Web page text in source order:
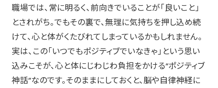
職場では、常に明るく、前向きでいることが「良いこと」
とされがち。でもその裏で、無理に気持ちを押し込め続
けて、心と体がくたびれてしまっているかもしれません。
実は、この「いつでもポジティブでいなきゃ」という思い
込みこそが、心と体にじわじわ負担をかける“ポジティブ
神話”なのです。そのままにしておくと、脳や自律神経に